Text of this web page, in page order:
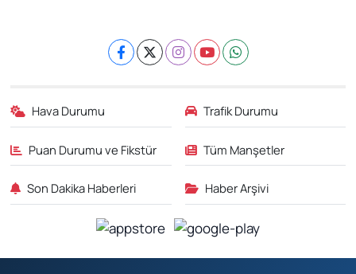
Hava Durumu Trafik Durumu
Puan Durumu ve Fikstür Tüm Manşetler
Son Dakika Haberleri Haber Arşivi